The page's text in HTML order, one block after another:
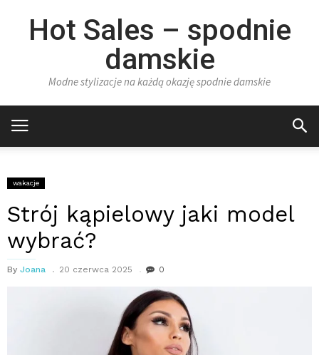
Hot Sales – spodnie
damskie
Modne stylizacje na każdą okazję spodnie damskie
wakacje
Strój kąpielowy jaki model
wybrać?
By Joana 20 czerwca 2025 0